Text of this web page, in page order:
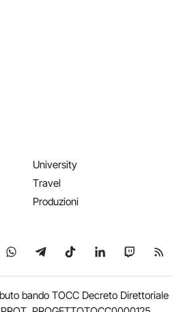
University
Travel
Produzioni
su YouTube
Seguici su WhatsApp
Seguici su Telegram
Seguici su TikTok
Seguici su
Seguici
bando TOCC Decreto Direttoriale